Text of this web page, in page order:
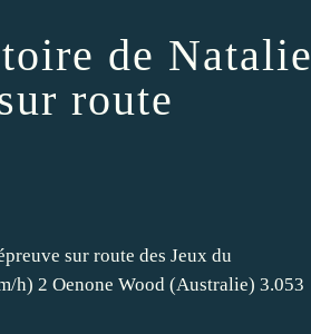
de Natalie
route
sur route des Jeux du
h) 2 Oenone Wood (Australie) 3.053